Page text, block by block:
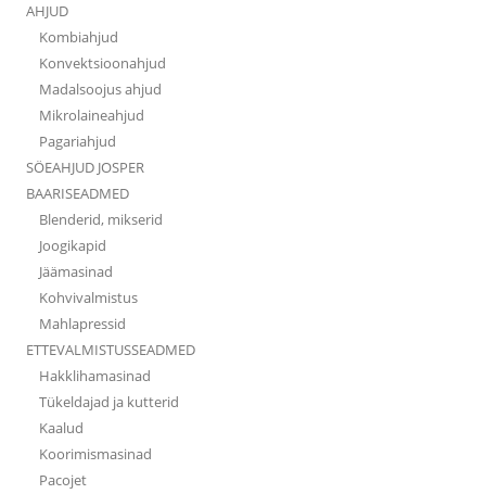
AHJUD
Kombiahjud
Konvektsioonahjud
Madalsoojus ahjud
Mikrolaineahjud
Pagariahjud
SÖEAHJUD JOSPER
BAARISEADMED
Blenderid, mikserid
Joogikapid
Jäämasinad
Kohvivalmistus
Mahlapressid
ETTEVALMISTUSSEADMED
Hakklihamasinad
Tükeldajad ja kutterid
Kaalud
Koorimismasinad
Pacojet